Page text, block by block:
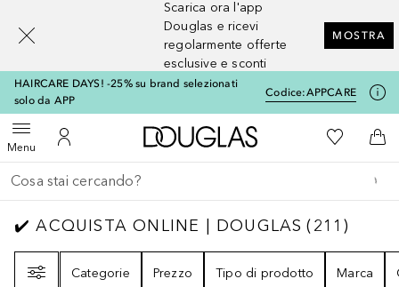
Scarica ora l'app
Douglas e ricevi
regolarmente offerte
esclusive e sconti
MOSTRA
HAIRCARE DAYS! -25% su brand selezionati
solo da APP
Codice:APPCARE
MenuApri menuAl Mio Account
A Douglas HomeAlla Mia
Al
Torna indietro
Esegui ricerca
✔️ ACQUISTA ONLINE | DOUGLAS211
✔️ ACQUISTA ONLINE | DOUGLAS (211 )
Categorie
Prezzo Tipo di prodotto Marca
[navigation.slideout.screenreader]